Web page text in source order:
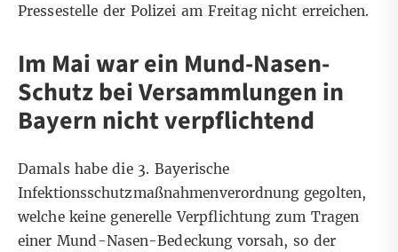
Pressestelle der Polizei am Freitag nicht erreichen.
Im Mai war ein Mund-Nasen-
Schutz bei Versammlungen in
Bayern nicht verpflichtend
Damals habe die 3. Bayerische
Infektionsschutzmaßnahmenverordnunggegolten,
welche keine generelle Verpflichtung zum Tragen
einer Mund-Nasen-Bedeckung vorsah, so der